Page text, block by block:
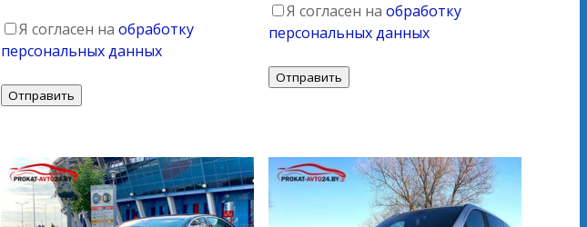
Я согласен на обработку
персональных данных
Я согласен на обработку
персональных данных